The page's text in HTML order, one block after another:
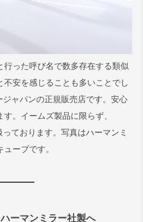
行った呼び名で数多存在する類似
安を感じることも多いことでし
ャパンの正規販売店です。安心
。イームズ製品に限らず、
ております。写真はハーマンミ
ーブです。
ーマンミラー社製へ